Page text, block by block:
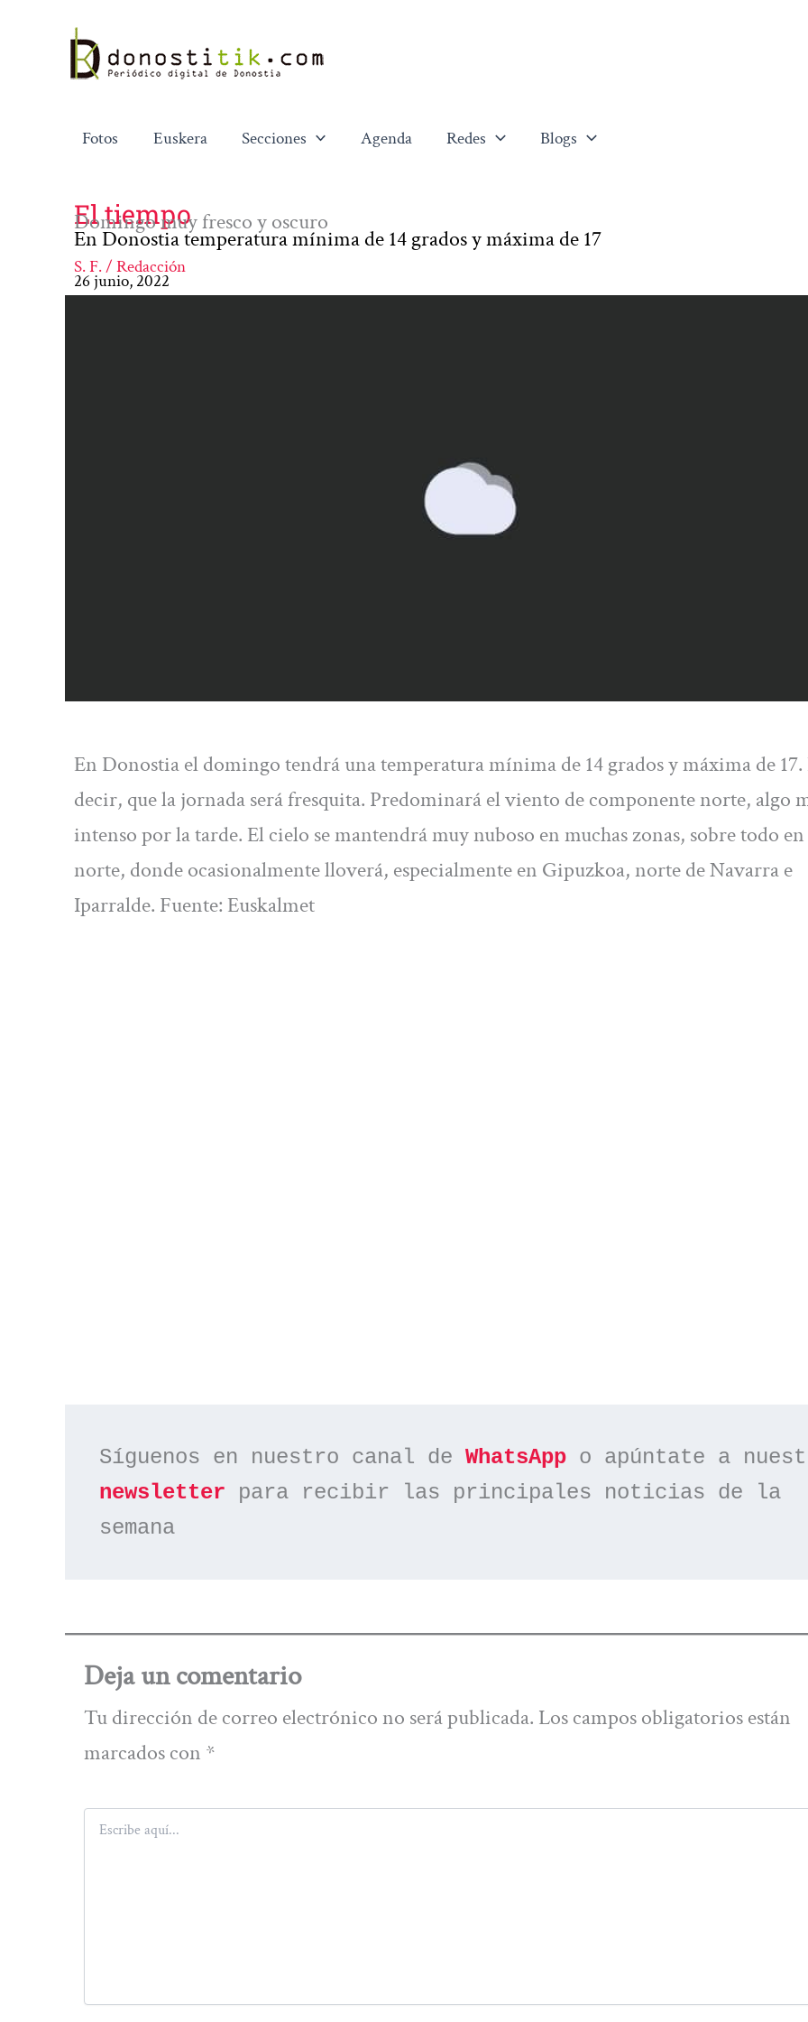
contenido
Fotos Euskera Secciones Agenda Redes Blogs
El tiempo
Domingo muy fresco y oscuro
En Donostia temperatura mínima de 14 grados y máxima de 17
S. F. / Redacción
26 junio, 2022
En Donostia el domingo tendrá una temperatura mínima de 14 grados y máxima de 17.
decir, que la jornada será fresquita. Predominará el viento de componente norte, algo
intenso por la tarde. El cielo se mantendrá muy nuboso en muchas zonas, sobre todo
norte, donde ocasionalmente lloverá, especialmente en Gipuzkoa, norte de Navarra e
Iparralde. Fuente: Euskalmet
Síguenos en nuestro canal de WhatsApp
newsletter para recibir las principales noticias de la
semana
Deja un comentario
Tu dirección de correo electrónico no será publicada. Los campos obligatorios están
marcados con *
Escribe
aquí...